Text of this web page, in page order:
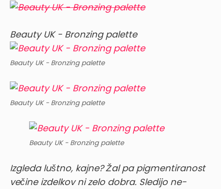
Beauty UK - Bronzing palette
Beauty UK - Bronzing palette
Beauty UK - Bronzing palette
Beauty UK - Bronzing palette
Izgleda luštno, kajne? Žal pa pigmentiranost
večine izdelkov ni zelo dobra. Sledijo ne-